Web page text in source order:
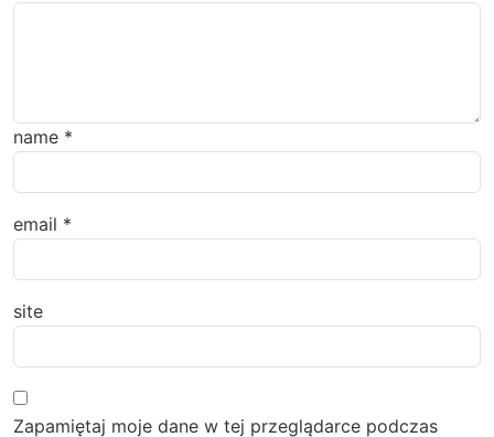
name *
email *
site
Zapamiętaj moje dane w tej przeglądarce podczas